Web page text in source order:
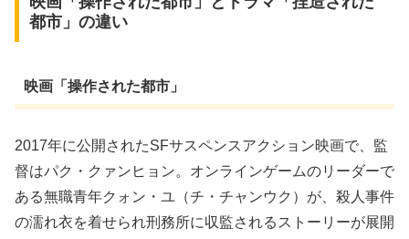
都市」の違い
映画「操作された都市」
2017年に公開されたSFサスペンスアクション映画で、監
督はパク・クァンヒョン。オンラインゲームのリーダーで
ある無職青年クォン・ユ（チ・チャンウク）が、殺人事件
の濡れ衣を着せられ刑務所に収監されるストーリーが展開